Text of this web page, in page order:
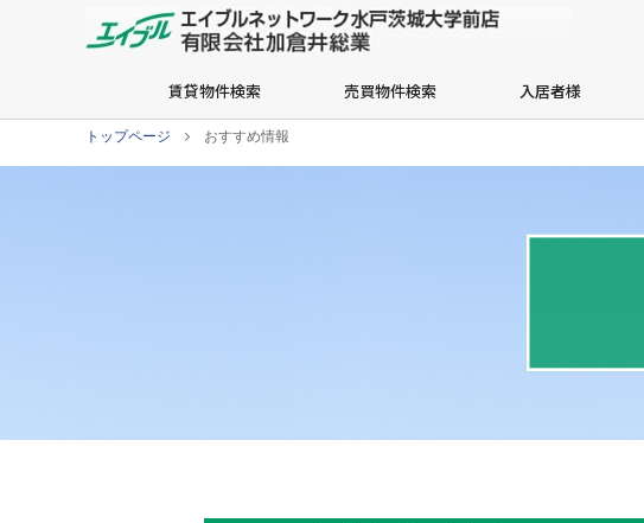
賃貸物件検索 売買物件検索 入居者様
トップページ おすすめ情報